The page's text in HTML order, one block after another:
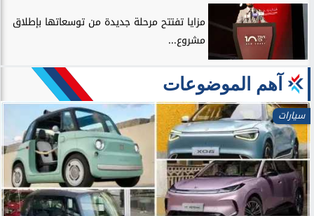
مزايا تفتتح مرحلة جديدة من توسعاتها بإطلاق
مشروع...
آهم الموضوعات
سيارات